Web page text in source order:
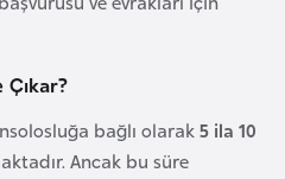
bağlı olarak5 ila 10
Ancak bu süre